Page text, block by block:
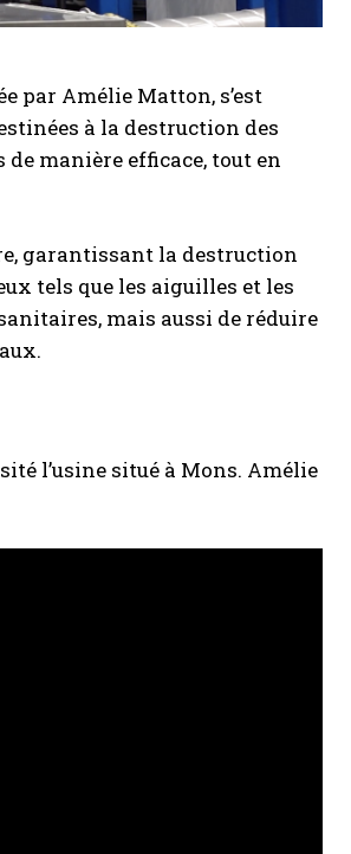
par Amélie Matton, s’est
à la destruction des
manière efficace, tout en
garantissant la destruction
tels que les aiguilles et les
mais aussi de réduire
l’usine situé à Mons. Amélie